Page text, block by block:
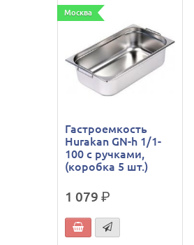
Москва
Гастроемкость
Hurakan GN-h 1/1-
100 с ручками,
(коробка 5 шт.)
1 079р.